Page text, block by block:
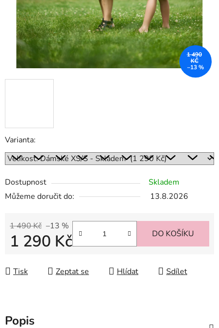
Varianta:
Dostupnost
Skladem
Můžeme doručit do:
13.8.2026
1 490 Kč –13 %
1 290 Kč DO KOŠÍKU
Tisk Zeptat se Hlídat Sdílet
1 490
KČ
–13 %
Popis